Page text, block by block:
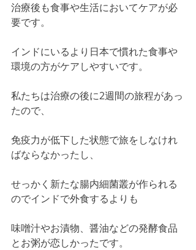
治療後も食事や生活においてケアが必
要です。
インドにいるより日本で慣れた食事や
環境の方がケアしやすいです。
私たちは治療の後に2週間の旅程があっ
たので、
免疫力が低下した状態で旅をしなけれ
ばならなかったし、
せっかく新たな腸内細菌叢が作られる
のでインドで外食するよりも
味噌汁やお漬物、醤油などの発酵食品
とお粥が恋しかったです。